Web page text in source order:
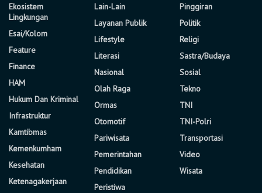
Ekosistem
Lingkungan
Esai/Kolom
Feature
Finance
HAM
Hukum Dan Kriminal
Infrastruktur
Kamtibmas
Kemenkumham
Kesehatan
Ketenagakerjaan
Lain-Lain
Layanan Publik
Lifestyle
Literasi
Nasional
Olah Raga
Ormas
Otomotif
Pariwisata
Pemerintahan
Pendidikan
Peristiwa
Pinggiran
Politik
Religi
Sastra/Budaya
Sosial
Tekno
TNI
TNI-Polri
Transportasi
Video
Wisata